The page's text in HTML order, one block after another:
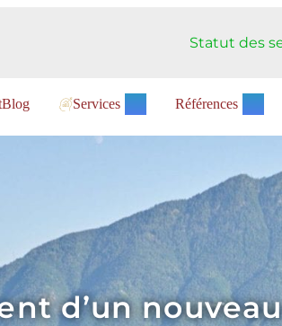
Statut des
Services Références
d’un